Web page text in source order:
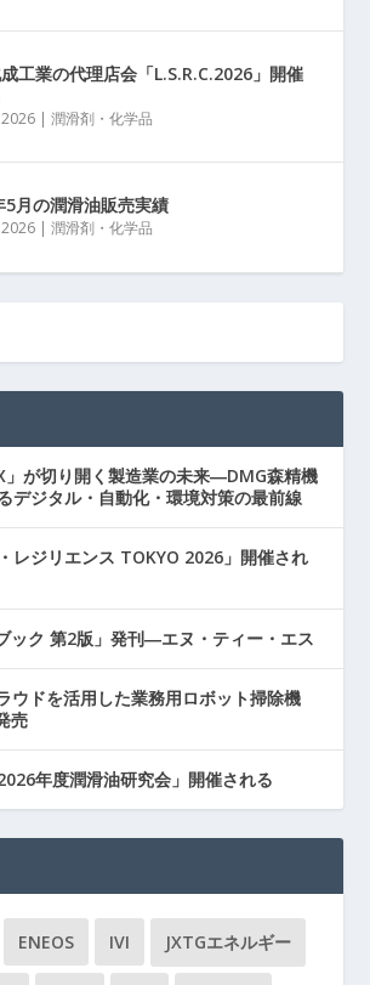
工業の代理店会「L.S.R.C.2026」開催
|潤滑剤・化学品
5月の潤滑油販売実績
|潤滑剤・化学品
」が切り開く製造業の未来―DMG森精機
デジタル・自動化・環境対策の最前線
レジリエンス TOKYO 2026」開催され
ック 第2版」発刊―エヌ・ティー・エス
ウドを活用した業務用ロボット掃除機
売
年度潤滑油研究会」開催される
ENEOS IVI JXTGエネルギー